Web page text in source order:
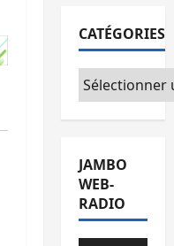
CATÉGORIES
Catégories
JAMBO
WEB-
RADIO